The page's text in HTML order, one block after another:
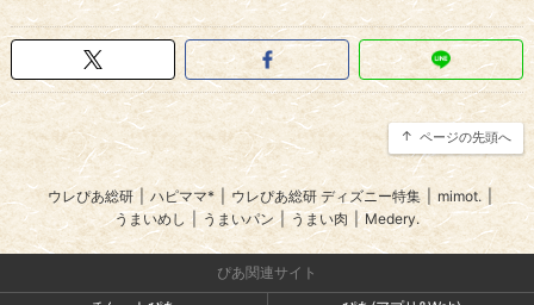
ページの先頭へ
ウレぴあ総研 ハピママ* ウレぴあ総研 ディズニー特集 mimot.
うまいめし | うまいパン | うまい肉 | Medery.
ぴあ関連サイト